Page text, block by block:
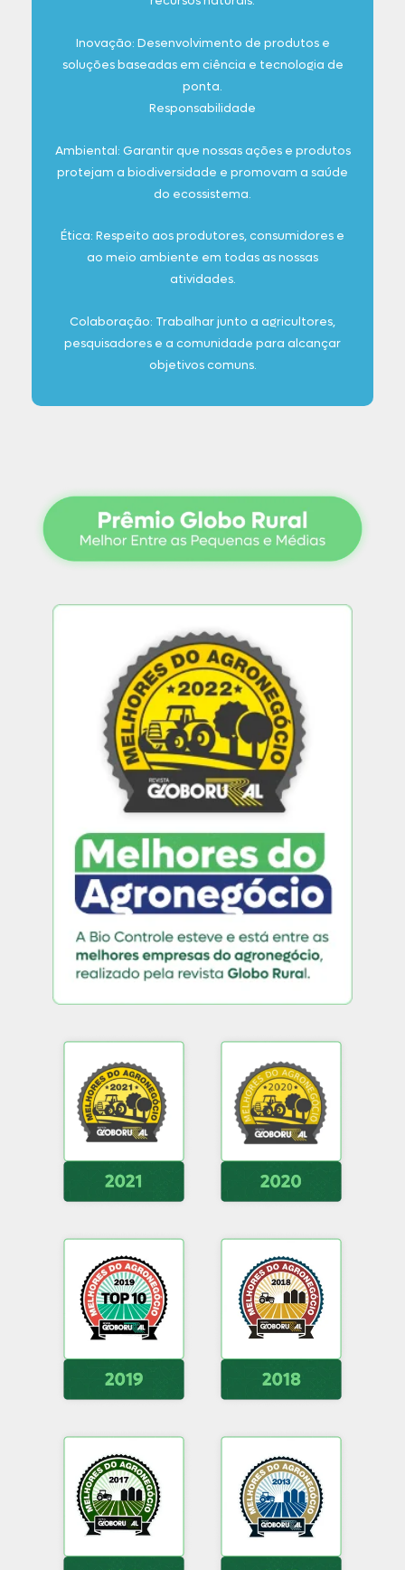
Inovação: Desenvolvimento de produtos e
soluções baseadas em ciência e tecnologia de
ponta.
Responsabilidade
Ambiental: Garantir que nossas ações e produtos
protejam a biodiversidade e promovam a saúde
do ecossistema.
Ética: Respeito aos produtores, consumidores e
ao meio ambiente em todas as nossas
atividades.
Colaboração: Trabalhar junto a agricultores,
pesquisadores e a comunidade para alcançar
objetivos comuns.